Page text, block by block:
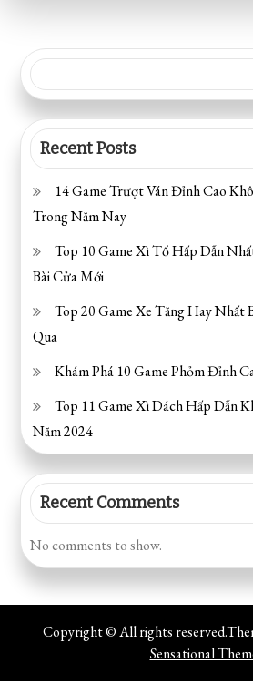
Điểm
Recent Posts
14 Game Trượt Ván Đỉnh Cao
Trong Năm Nay
Top 10 Game Xì Tố Hấp Dẫn
Bài Cửa Mới
Top 20 Game Xe Tăng Hay Nhất
Qua
Khám Phá 10 Game Phỏm Đỉnh
Top 11 Game Xì Dách Hấp Dẫn
Năm 2024
Recent Comments
No comments to show.
Copyright © All rights
Sensational